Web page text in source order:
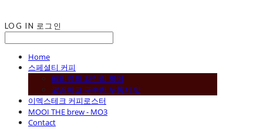
LOG IN 로그인
Home
스페셜티 커피
베리류와 와인의 향미
깔끔하고 구수한 누룽지 맛
이멕스테크 커피로스터
MOOI THE brew - MO3
Contact